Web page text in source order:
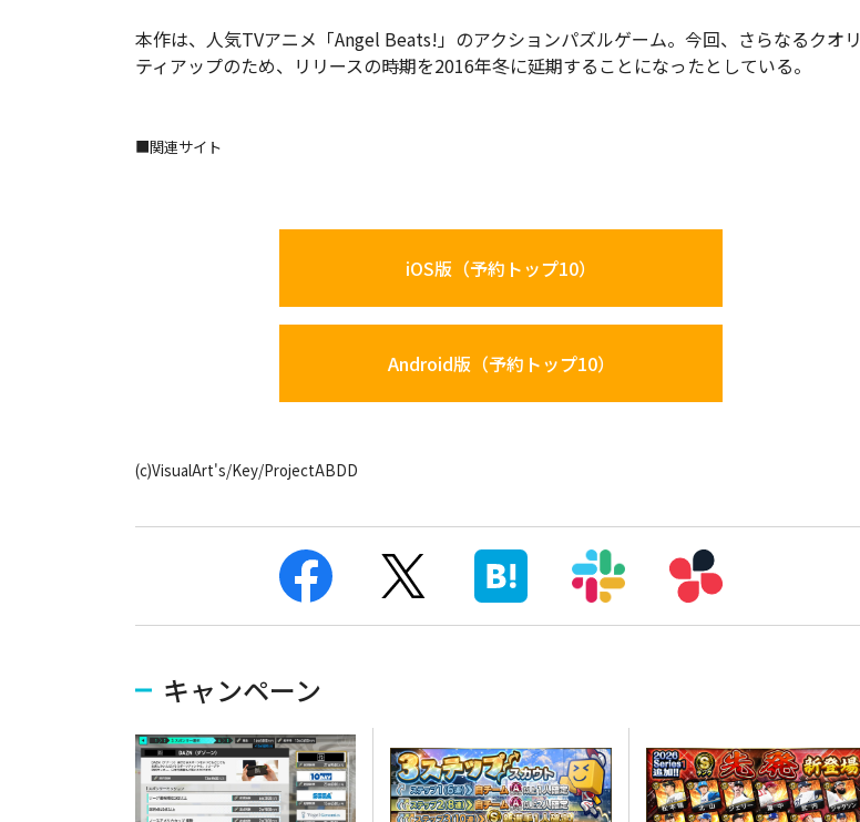
本作は、人気TVアニメ「Angel Beats!」のアクションパズルゲーム。今回、さらなるクオリ
ティアップのため、リリースの時期を2016年冬に延期することになったとしている。
■関連サイト
iOS版（予約トップ10）
Android版（予約トップ10）
(c)VisualArt's/Key/ProjectABDD
キャンペーン